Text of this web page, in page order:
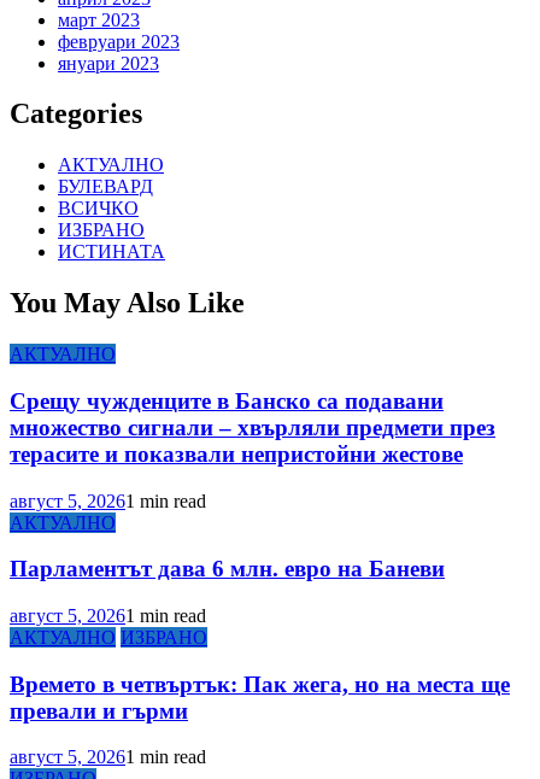
март 2023
февруари 2023
януари 2023
Categories
АКТУАЛНО
БУЛЕВАРД
ВСИЧКО
ИЗБРАНО
ИСТИНАТА
You May Also Like
АКТУАЛНО
Срещу чужденците в Банско са подавани
множество сигнали – хвърляли предмети през
терасите и показвали непристойни жестове
август 5, 20261 min read
АКТУАЛНО
Парламентът дава 6 млн. евро на Баневи
август 5, 20261 min read
АКТУАЛНО ИЗБРАНО
Времето в четвъртък: Пак жега, но на места ще
превали и гърми
август 5, 20261 min read